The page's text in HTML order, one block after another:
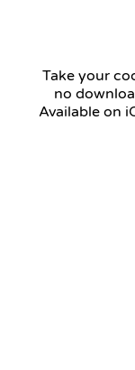
Take your
no
Available on